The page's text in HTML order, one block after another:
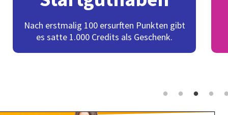
Nach erstmalig 100 ersurften Punkten gibt
es satte 1.000 Credits als Geschenk.